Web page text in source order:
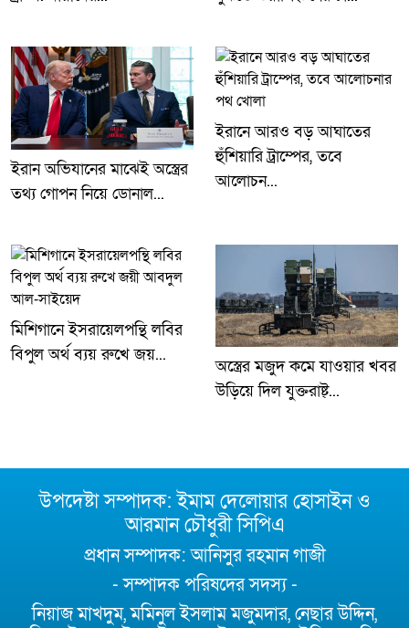
ইরান অভিযানের মাঝেই অস্ত্রের
তথ্য গোপন নিয়ে ডোনাল...
ইরানে আরও বড় আঘাতের
হুঁশিয়ারি ট্রাম্পের, তবে
আলোচন...
মিশিগানে ইসরায়েলপন্থি লবির
বিপুল অর্থ ব্যয় রুখে জয়...
অস্ত্রের মজুদ কমে যাওয়ার খবর
উড়িয়ে দিল যুক্তরাষ্ট্...
উপদেষ্টা সম্পাদক: ইমাম দেলোয়ার হোসাইন ও
আরমান চৌধুরী সিপিএ
প্রধান সম্পাদক: আনিসুর রহমান গাজী
- সম্পাদক পরিষদের সদস্য -
নিয়াজ মাখদুম, মমিনুল ইসলাম মজুমদার, নেছার উদ্দিন,